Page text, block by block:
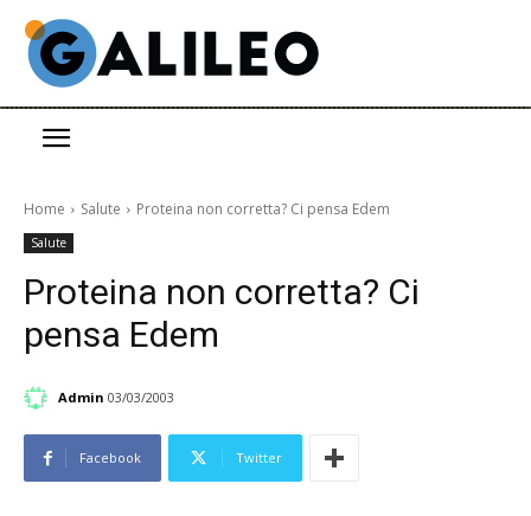
Home Salute Proteina non corretta? Ci pensa Edem
Salute
Proteina non corretta? Ci
pensa Edem
Admin 03/03/2003
Facebook Twitter